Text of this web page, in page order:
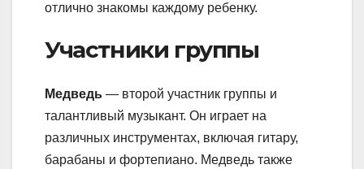
отлично знакомы каждому ребенку.
Участники группы
Медведь — второй участник группы и
талантливый музыкант. Он играет на
различных инструментах, включая гитару,
барабаны и фортепиано. Медведь также